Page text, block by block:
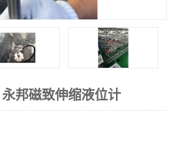
邦磁致伸缩液位计
电容液位计
加油站液位仪